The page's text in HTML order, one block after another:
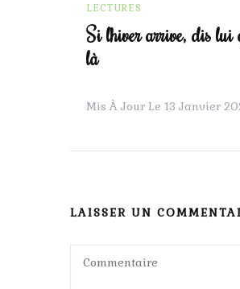
LECTURES
Si l’hiver arrive, dis lui
là
Mis À Jour Le 13 Janvier
LAISSER UN